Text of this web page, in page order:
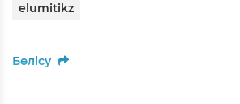
elumitikz
Бөлісу